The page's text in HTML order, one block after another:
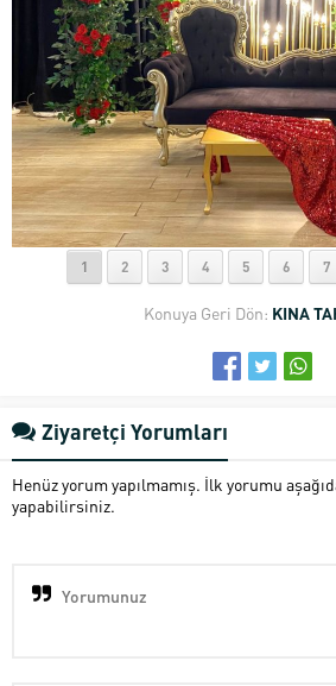
1 2 3 4 5 6 7
Konuya Geri Dön: KINA
Ziyaretçi Yorumları
Henüz yorum yapılmamış. İlk yorumu
yapabilirsiniz.